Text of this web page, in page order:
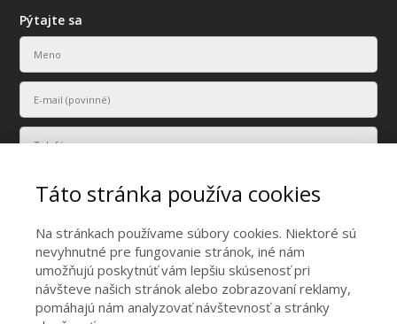
Pýtajte sa
Vaše osobné údaje budú použité len na účely vyriešenia vášho
dopytu.
Táto stránka používa cookies
Na stránkach používame súbory cookies. Niektoré sú
nevyhnutné pre fungovanie stránok, iné nám
umožňujú poskytnúť vám lepšiu skúsenosť pri
návšteve našich stránok alebo zobrazovaní reklamy,
pomáhajú nám analyzovať návštevnosť a stránky